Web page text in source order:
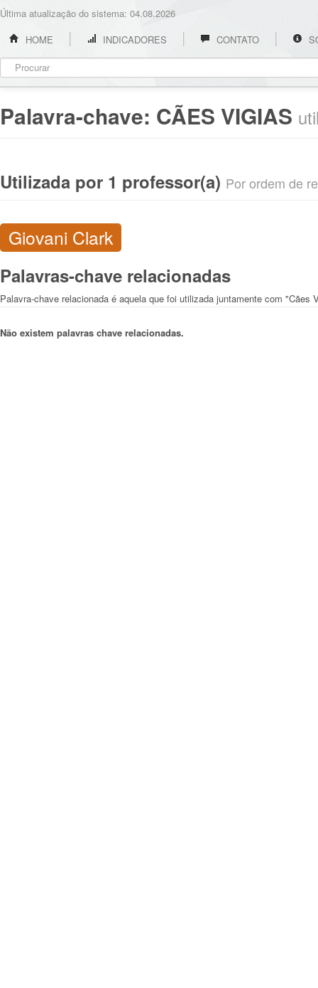
Última atualização do sistema: 04.08.2026
HOME
INDICADORES CONTATO
Palavra-chave: CÃES VIGIAS
Utilizada por 1 professor(a) Por ordem de
Giovani Clark
Palavras-chave relacionadas
Palavra-chave relacionada é aquela que foi utilizada juntamente com "Cães
Não existem palavras chave relacionadas.